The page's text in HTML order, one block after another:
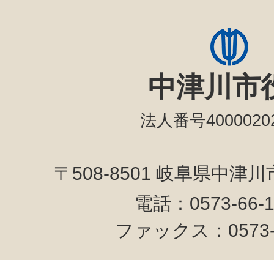
中津川市
法人番号
〒508-8501 岐阜県中津
電話：0573-
ファックス：